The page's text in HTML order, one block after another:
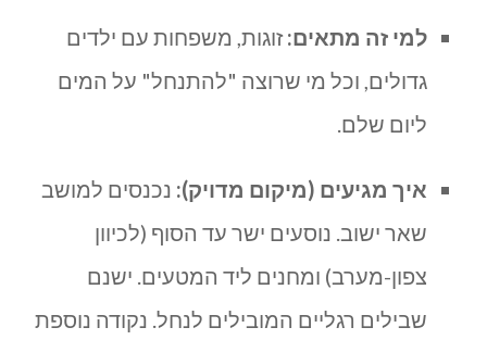
למי זה מתאים:זוגות, משפחות עם ילדים
גדולים, וכל מי שרוצה "להתנחל" על המים
ליום שלם.
איך מגיעים (מיקום מדויק): נכנסים למושב
שאר ישוב. נוסעים ישר עד הסוף (לכיוון
צפון-מערב) ומחנים ליד המטעים. ישנם
שבילים רגליים המובילים לנחל. נקודה נוספת